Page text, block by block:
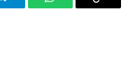
TelegramWhatsAppCopy